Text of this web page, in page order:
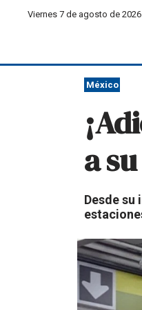
Viernes 7 de agosto de 2026
México
a
Desde su